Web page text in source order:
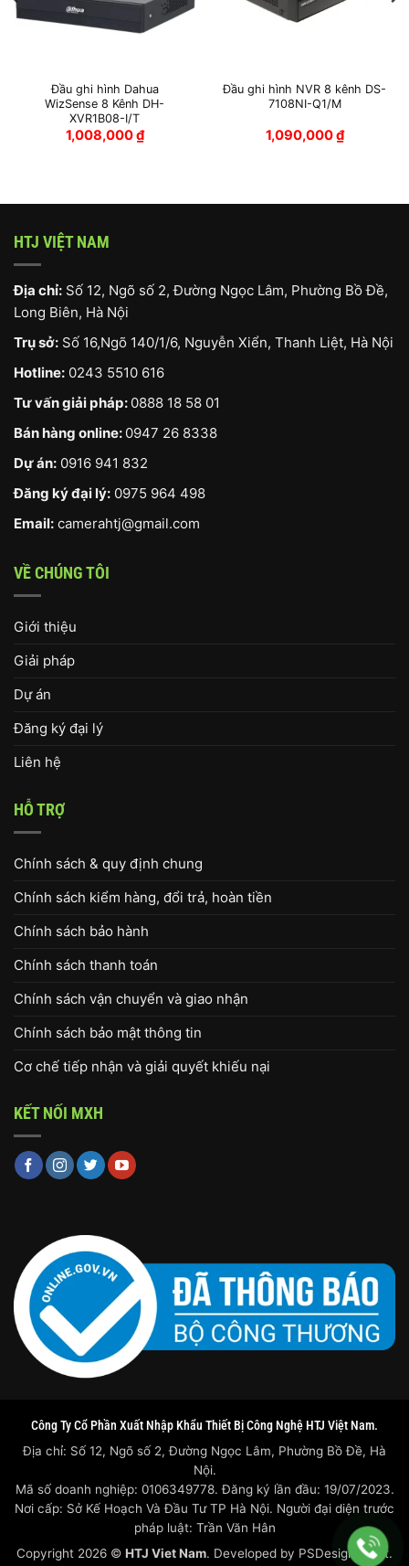
Đầu ghi hình Dahua
WizSense 8 Kênh DH-
XVR1B08-I/T
1,008,000₫
Đầu ghi hình NVR 8 kênh DS-
7108NI-Q1/M
1,090,000₫
HTJ VIỆT NAM
Địa chỉ: Số 12, Ngõ số 2, Đường Ngọc Lâm, Phường Bồ Đề,
Long Biên, Hà Nội
Trụ sở: Số 16,Ngõ 140/1/6, Nguyễn Xiển, Thanh Liệt, Hà Nội
Hotline: 0243 5510 616
Tư vấn giải pháp: 0888 18 58 01
Bán hàng online: 0947 26 8338
Dự án: 0916 941 832
Đăng ký đại lý: 0975 964 498
Email: camerahtj@gmail.com
VỀ CHÚNG TÔI
Giới thiệu
Giải pháp
Dự án
Đăng ký đại lý
Liên hệ
HỖ TRỢ
Chính sách & quy định chung
Chính sách kiểm hàng, đổi trả, hoàn tiền
Chính sách bảo hành
Chính sách thanh toán
Chính sách vận chuyển và giao nhận
Chính sách bảo mật thông tin
Cơ chế tiếp nhận và giải quyết khiếu nại
KẾT NỐI MXH
Công Ty Cổ Phần Xuất Nhập Khẩu Thiết Bị Công Nghệ HTJ Việt Nam.
Địa chỉ: Số 12, Ngõ số 2, Đường Ngọc Lâm, Phường Bồ Đề, Hà
Nội.
Mã số doanh nghiệp: 0106349778. Đăng ký lần đầu: 19/07/2023.
Nơi cấp: Sở Kế Hoạch Và Đầu Tư TP Hà Nội. Người đại diện trước
pháp luật: Trần Văn Hân
Copyright 2026 © HTJ Viet Nam. Developed by PSDesigner.net.